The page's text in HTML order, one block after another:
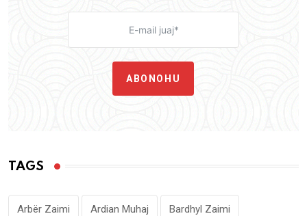
ABONOHU
TAGS
Arbër Zaimi Ardian Muhaj Bardhyl Zaimi